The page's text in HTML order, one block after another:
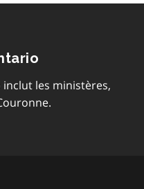
inclut les ministères,